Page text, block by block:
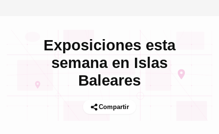
Exposiciones esta
semana en Islas
Baleares
Compartir